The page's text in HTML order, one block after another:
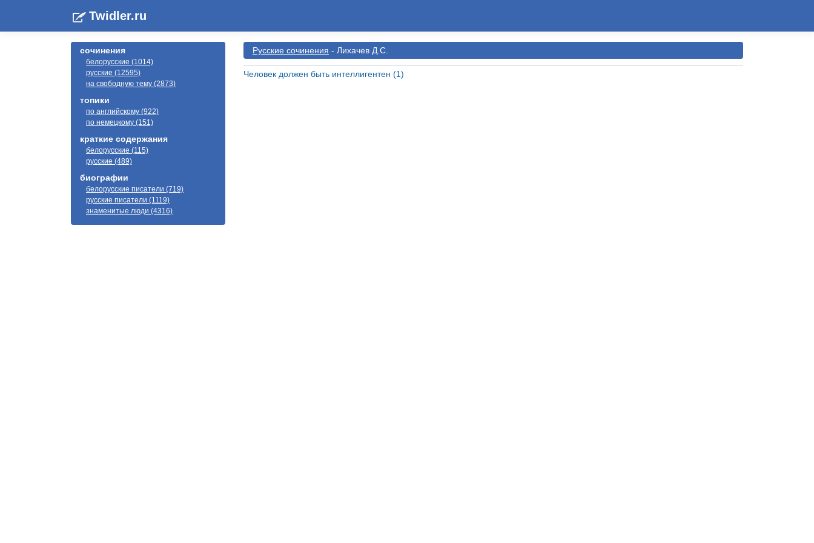
Twidler.ru
сочинения
белорусские (1014)
русские (12595)
на свободную тему (2873)
топики
по английскому (922)
по немецкому (151)
краткие содержания
белорусские (115)
русские (489)
биографии
белорусские писатели (719)
русские писатели (1119)
знаменитые люди (4316)
Русские сочинения - Лихачев Д.С.
Человек должен быть интеллигентен (1)